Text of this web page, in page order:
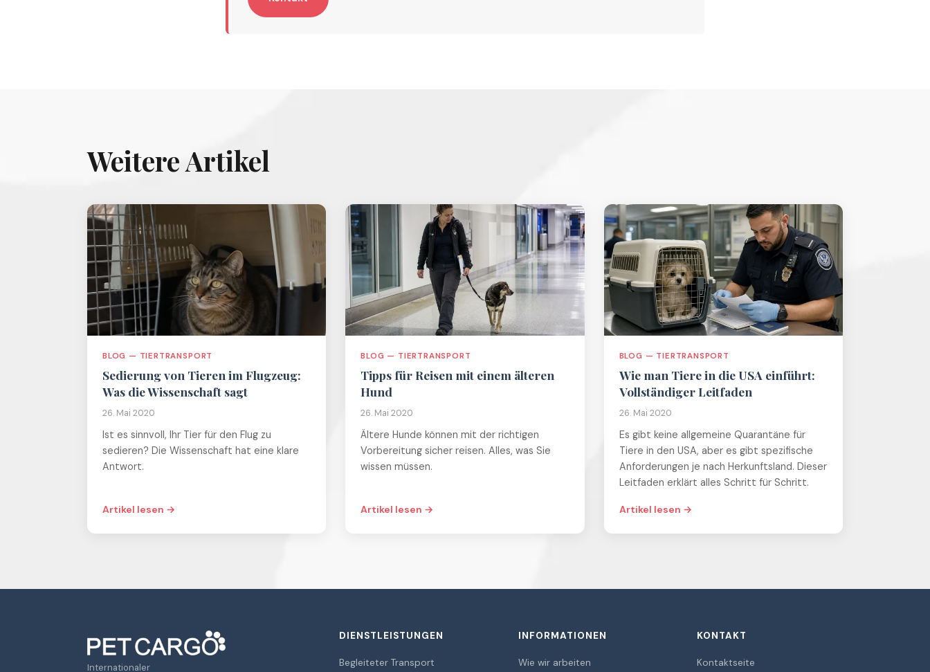
Weitere Artikel
BLOG — TIERTRANSPORT
Sedierung von Tieren im Flugzeug:
Was die Wissenschaft sagt
26. Mai 2020
Ist es sinnvoll, Ihr Tier für den Flug zu
sedieren? Die Wissenschaft hat eine klare
Antwort.
Artikel lesen →
BLOG — TIERTRANSPORT
Tipps für Reisen mit einem älteren
Hund
26. Mai 2020
Ältere Hunde können mit der richtigen
Vorbereitung sicher reisen. Alles, was Sie
wissen müssen.
Artikel lesen →
BLOG — TIERTRANSPORT
Wie man Tiere in die USA einführt:
Vollständiger Leitfaden
26. Mai 2020
Es gibt keine allgemeine Quarantäne für
Tiere in den USA, aber es gibt spezifische
Anforderungen je nach Herkunftsland. Dieser
Leitfaden erklärt alles Schritt für Schritt.
Artikel lesen →
Internationaler
DIENSTLEISTUNGEN
Begleiteter Transport
INFORMATIONEN
Wie wir arbeiten
KONTAKT
Kontaktseite